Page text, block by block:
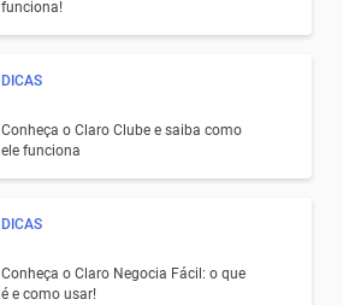
funciona!
DICAS
Conheça o Claro Clube e saiba como
ele funciona
DICAS
Conheça o Claro Negocia Fácil: o que
é e como usar!